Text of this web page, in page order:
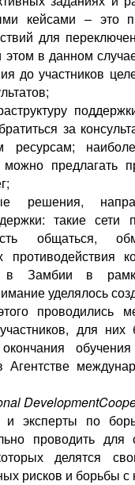
кейсами – это
для
в данном
до участников
за
ресурсам;
предлагать
решения,
такие сети
общаться,
противодействия
в Замбии в
уделялось
проводились
для
обучения
Development
эксперты по
проводить
делятся
рисков и борьбы с